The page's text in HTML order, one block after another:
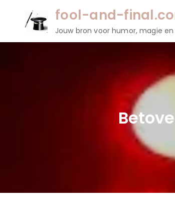
fool-and-
Jouw bron voor humor, magie